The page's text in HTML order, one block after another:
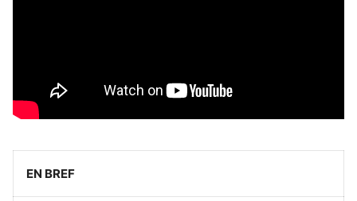
EN BREF